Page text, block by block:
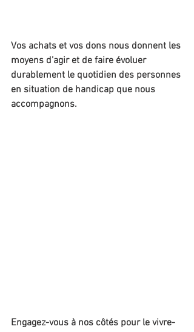
Vos achats et vos dons nous donnent les
moyens d’agir et de faire évoluer
durablement le quotidien des personnes
en situation de handicap que nous
accompagnons.
Engagez-vous à nos côtés pour le vivre-